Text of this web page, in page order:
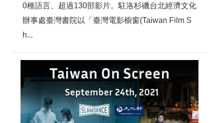
0種語言、超過130部影片。駐洛杉磯台北經濟文化
辦事處臺灣書院以「臺灣電影櫥窗(Taiwan Film S
h...